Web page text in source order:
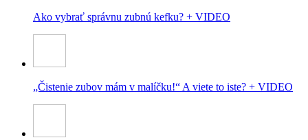
Ako vybrať správnu zubnú kefku? + VIDEO
„Čistenie zubov mám v malíčku!“ A viete to iste? + VIDEO